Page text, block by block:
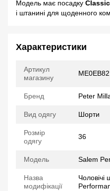
Модель має посадку
і штанині для щоденного
Характеристики
Артикул
магазину
ME0EB82
Бренд Peter
Вид одягу Шорти
Розмір
одягу
36
Модель Salem
Назва
модифікації